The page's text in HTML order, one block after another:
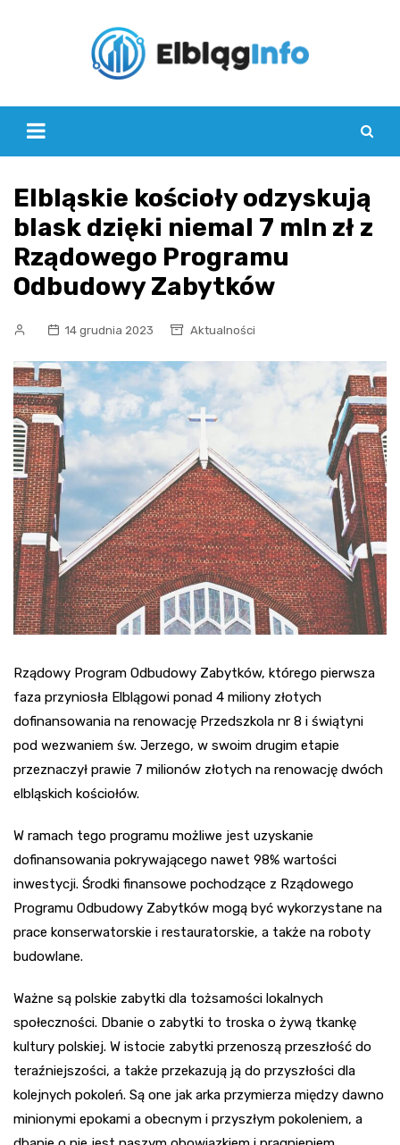
Elbląskie kościoły odzyskują
blask dzięki niemal 7 mln zł z
Rządowego Programu
Odbudowy Zabytków
14 grudnia 2023 Aktualności
Rządowy Program Odbudowy Zabytków, którego pierwsza
faza przyniosła Elblągowi ponad 4 miliony złotych
dofinansowania na renowację Przedszkola nr 8 i świątyni
pod wezwaniem św. Jerzego, w swoim drugim etapie
przeznaczył prawie 7 milionów złotych na renowację dwóch
elbląskich kościołów.
W ramach tego programu możliwe jest uzyskanie
dofinansowania pokrywającego nawet 98% wartości
inwestycji. Środki finansowe pochodzące z Rządowego
Programu Odbudowy Zabytków mogą być wykorzystane na
prace konserwatorskie i restauratorskie, a także na roboty
budowlane.
Ważne są polskie zabytki dla tożsamości lokalnych
społeczności. Dbanie o zabytki to troska o żywą tkankę
kultury polskiej. W istocie zabytki przenoszą przeszłość do
teraźniejszości, a także przekazują ją do przyszłości dla
kolejnych pokoleń. Są one jak arka przymierza między dawno
minionymi epokami a obecnym i przyszłym pokoleniem, a